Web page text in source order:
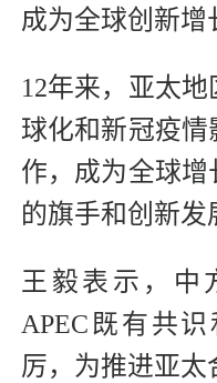
成为全球创新增
12年来，亚太
球化和新冠疫
作，成为全球
的旗手和创新发
王毅表示，中
APEC既有共
厉，为推进亚太